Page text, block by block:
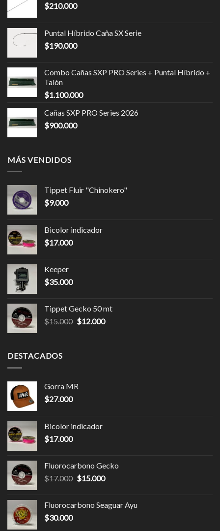
$210.000
Puntal Híbrido Caña SX Serie
$190.000
Combo Cañas SXP PRO Series + Puntal Híbrido +
Talón
$1.100.000
Cañas SXP PRO Series 2026
$900.000
MÁS VENDIDOS
Tippet Fluir "Chinokero"
$9.000
Bicolor indicador
$17.000
Keeper
$35.000
Tippet Gecko 50 mt
$15.000 $12.000
DESTACADOS
Gorra MR
$27.000
Bicolor indicador
$17.000
Fluorocarbono Gecko
$17.000 $15.000
Fluorocarbono Seaguar Ayu
$30.000